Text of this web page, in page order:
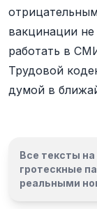
вакцинации не
работать в
Трудовой
думой в
Все тексты
гротескные
реальными